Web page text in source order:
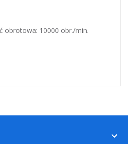
obrotowa: 10000 obr./min.
keyboard_arrow_down